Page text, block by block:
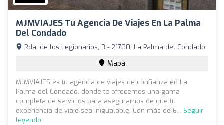
MJMVIAJES Tu Agencia De Viajes En La Palma
Del Condado
Rda. de los Legionarios, 3 - 21700, La Palma del Condado
Mapa
MJMVIAJES es tu agencia de viajes de confianza en La
Palma del Condado, donde te ofrecemos una gama
completa de servicios para asegurarnos de que tu
experiencia de viaje sea inigualable. Con más de 6... Seguir
leyendo